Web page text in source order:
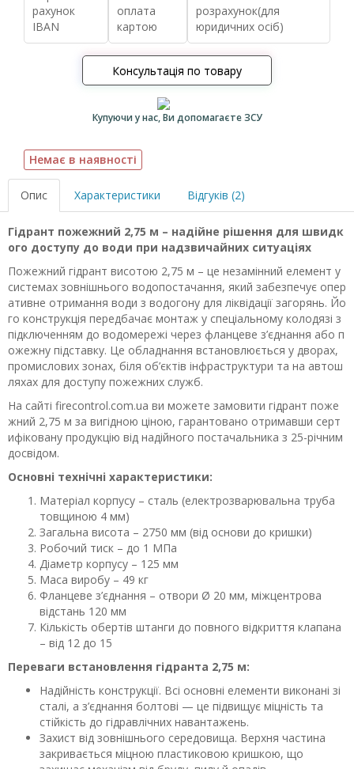
рахунок
IBAN
оплата
картою
розрахунок(для
юридичних осіб)
Консультація по товару
Купуючи у нас, Ви допомагаєте ЗСУ
Немає в наявності
Опис Характеристики Відгуків (2)
Гідрант пожежний 2,75 м – надійне рішення для швидк
ого доступу до води при надзвичайних ситуаціях
Пожежний гідрант висотою 2,75 м – це незамінний елемент у
системах зовнішнього водопостачання, який забезпечує опер
ативне отримання води з водогону для ліквідації загорянь. Йо
го конструкція передбачає монтаж у спеціальному колодязі з
підключенням до водомережі через фланцеве з’єднання або п
ожежну підставку. Це обладнання встановлюється у дворах,
промислових зонах, біля об’єктів інфраструктури та на автош
ляхах для доступу пожежних служб.
На сайті firecontrol.com.ua ви можете замовити гідрант поже
жний 2,75 м за вигідною ціною, гарантовано отримавши серт
ифіковану продукцію від надійного постачальника з 25-річним
досвідом.
Основні технічні характеристики:
Матеріал корпусу – сталь (електрозварювальна труба
товщиною 4 мм)
Загальна висота – 2750 мм (від основи до кришки)
Робочий тиск – до 1 МПа
Діаметр корпусу – 125 мм
Маса виробу – 49 кг
Фланцеве з’єднання – отвори Ø 20 мм, міжцентрова
відстань 120 мм
Кількість обертів штанги до повного відкриття клапана
– від 12 до 15
Переваги встановлення гідранта 2,75 м:
Надійність конструкції. Всі основні елементи виконані зі
сталі, а з’єднання болтові — це підвищує міцність та
стійкість до гідравлічних навантажень.
Захист від зовнішнього середовища. Верхня частина
закривається міцною пластиковою кришкою, що